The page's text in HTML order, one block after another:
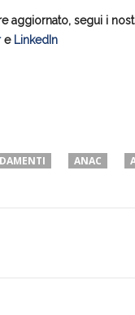
aggiornato, segui i
e LinkedIn
ANAC